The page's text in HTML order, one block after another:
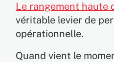
Le rangement haute
véritable levier de
opérationnelle.
Quand vient le